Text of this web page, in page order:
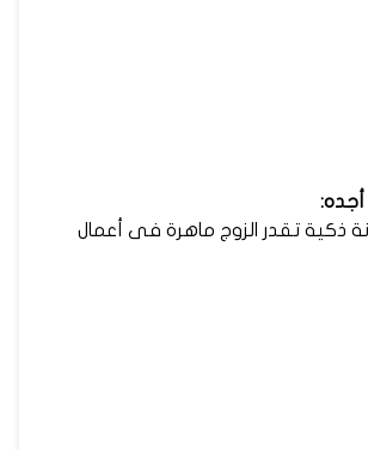
أجده:
ذكية تقدر الزوج ماهرة فى أعمال